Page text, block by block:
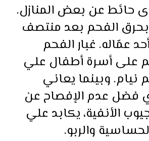
حائط عن بعض المنازل.
بحرق الفحم بعد منتصف
عمّاله. غبار الفحم
على أسرة أطفال علي
نيام. وبينما يعاني
فضل عدم الإفصاح عن
الأنفية، يكابد علي
والربو.